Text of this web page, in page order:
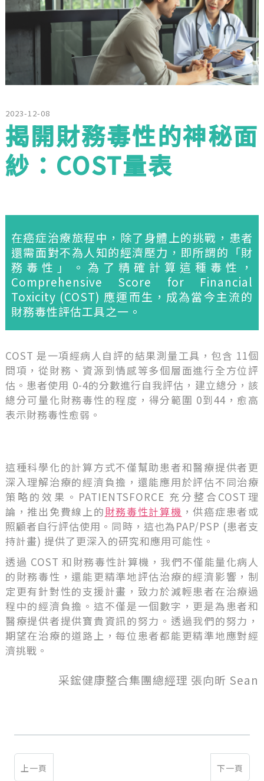
2023-12-08
揭開財務毒性的神秘面
紗：COST量表
在癌症治療旅程中，除了身體上的挑戰，患者
還需面對不為人知的經濟壓力，即所謂的「財
務毒性」。為了精確計算這種毒性，
Comprehensive Score for Financial
Toxicity (COST) 應運而生，成為當今主流的
財務毒性評估工具之一。
COST 是一項經病人自評的結果測量工具，包含 11個
問項，從財務、資源到情感等多個層面進行全方位評
估。患者使用 0-4的分數進行自我評估，建立總分，該
總分可量化財務毒性的程度，得分範圍 0到44，愈高
表示財務毒性愈弱。
這種科學化的計算方式不僅幫助患者和醫療提供者更
深入理解治療的經濟負擔，還能應用於評估不同治療
策略的效果。PATIENTSFORCE 充分整合COST理
論，推出免費線上的財務毒性計算機 ，供癌症患者或
照顧者自行評估使用。同時，這也為PAP/PSP (患者支
持計畫) 提供了更深入的研究和應用可能性。
透過 COST 和財務毒性計算機，我們不僅能量化病人
的財務毒性，還能更精準地評估治療的經濟影響，制
定更有針對性的支援計畫，致力於減輕患者在治療過
程中的經濟負擔。這不僅是一個數字，更是為患者和
醫療提供者提供寶貴資訊的努力。透過我們的努力，
期望在治療的道路上，每位患者都能更精準地應對經
濟挑戰。
采鋐健康整合集團總經理 張向昕 Sean
上一頁 下一頁